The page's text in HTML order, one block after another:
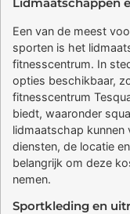
Lidmaatschappen
Een van de meest
sporten is het
fitnesscentrum. In
opties beschikbaar,
fitnesscentrum
biedt, waaronder
lidmaatschap kunnen
diensten, de locatie
belangrijk om deze
nemen.
Sportkleding en